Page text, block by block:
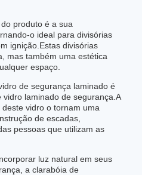
produto é a sua
o ideal para divisórias
ignição.Estas divisórias
mas também uma estética
espaço.
de segurança laminado é
laminado de segurança.A
vidro o tornam uma
de escadas,
pessoas que utilizam as
luz natural em seus
a clarabóia de